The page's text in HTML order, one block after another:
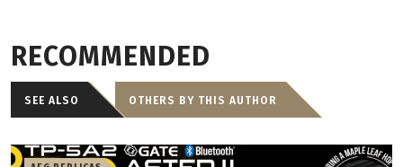
RECOMMENDED
SEE ALSO OTHERS BY THIS AUTHOR